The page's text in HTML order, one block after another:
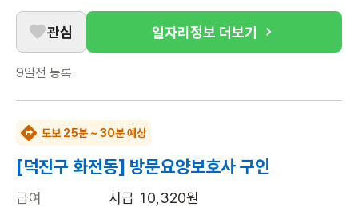
관심 일자리정보 더보기
9일전 등록
도보 25분 ~ 30분 예상
[덕진구 화전동] 방문요양보호사 구인
급여
시급 10,320원